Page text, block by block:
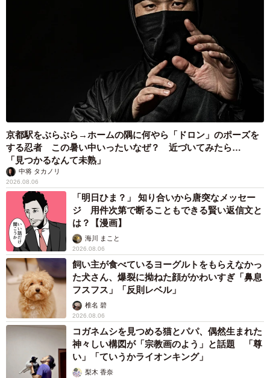
京都駅をぶらぶら→ホームの隅に何やら「ドロン」のポーズを
する忍者 この暑い中いったいなぜ？ 近づいてみたら…
「見つかるなんて未熟」
中将 タカノリ
2026.08.06
「明日ひま？」 知り合いから唐突なメッセー
ジ 用件次第で断ることもできる賢い返信文と
は？【漫画】
海川 まこと
2026.08.06
飼い主が食べているヨーグルトをもらえなかっ
た犬さん、爆裂に拗ねた顔がかわいすぎ「鼻息
フスフス」「反則レベル」
椎名 碧
2026.08.06
コガネムシを見つめる猫とパパ、偶然生まれた
神々しい構図が「宗教画のよう」と話題 「尊
い」「ていうかライオンキング」
梨木 香奈